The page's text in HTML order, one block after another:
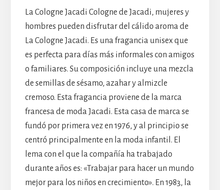
La Cologne Jacadi Cologne de Jacadi, mujeres y
hombres pueden disfrutar del cálido aroma de
La Cologne Jacadi. Es una fragancia unisex que
es perfecta para días más informales con amigos
o familiares. Su composición incluye una mezcla
de semillas de sésamo, azahar y almizcle
cremoso. Esta fragancia proviene de la marca
francesa de moda Jacadi. Esta casa de marca se
fundó por primera vez en 1976, y al principio se
centró principalmente en la moda infantil. El
lema con el que la compañía ha trabajado
durante años es: «Trabajar para hacer un mundo
mejor para los niños en crecimiento». En 1983, la